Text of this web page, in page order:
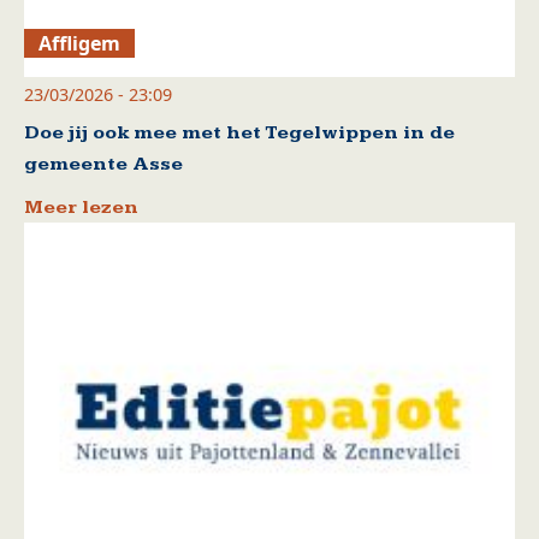
Affligem
23/03/2026 - 23:09
Doe jij ook mee met het Tegelwippen in de
gemeente Asse
Meer lezen